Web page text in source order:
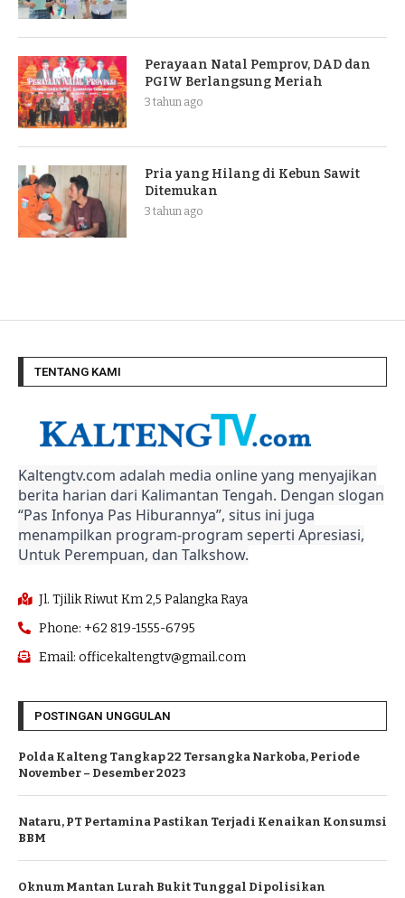
Perayaan Natal Pemprov, DAD dan
PGIW Berlangsung Meriah
3 tahun ago
Pria yang Hilang di Kebun Sawit
Ditemukan
3 tahun ago
TENTANG KAMI
Kaltengtv.com adalah media online yang menyajikan
berita harian dari Kalimantan Tengah. Dengan slogan
“Pas Infonya Pas Hiburannya”, situs ini juga
menampilkan program-program seperti Apresiasi,
Untuk Perempuan, dan Talkshow.
Jl. Tjilik Riwut Km 2,5 Palangka Raya
Phone: +62 819-1555-6795
Email: officekaltengtv@gmail.com
POSTINGAN UNGGULAN
Polda Kalteng Tangkap 22 Tersangka Narkoba, Periode
November – Desember 2023
Nataru, PT Pertamina Pastikan Terjadi Kenaikan Konsumsi
BBM
Oknum Mantan Lurah Bukit Tunggal Dipolisikan